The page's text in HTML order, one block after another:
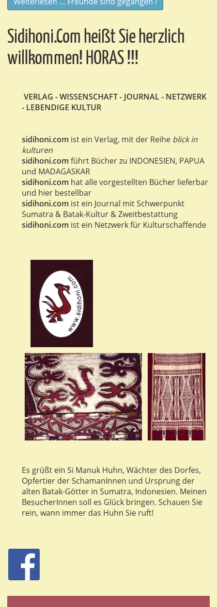
Sidihoni.Com heißt Sie herzlich
willkommen! HORAS !!!
VERLAG - WISSENSCHAFT - JOURNAL - NETZWERK
- LEBENDIGE KULTUR
sidihoni.com ist ein Verlag, mit der Reihe blick in
kulturen
sidihoni.com führt Bücher zu INDONESIEN, PAPUA
und MADAGASKAR
sidihoni.com hat alle vorgestellten Bücher lieferbar
und hier bestellbar
sidihoni.com ist ein Journal mit Schwerpunkt
Sumatra & Batak-Kultur & Zweitbestattung
sidihoni.com ist ein Netzwerk für Kulturschaffende
Es grüßt ein Si Manuk Huhn, Wächter des Dorfes,
Opfertier der SchamanInnen und Ursprung der
alten Batak-Götter in Sumatra, Indonesien. Meinen
BesucherInnen soll es Glück bringen. Schauen Sie
rein, wann immer das Huhn Sie ruft!